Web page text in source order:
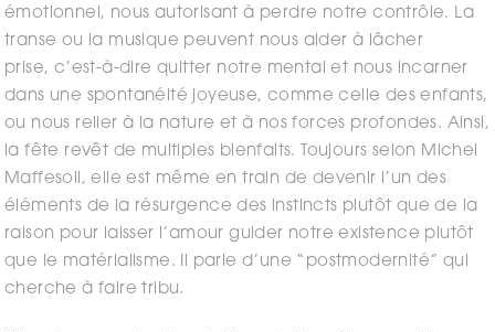
émotionnel, nous autorisant à perdre notre contrôle. La
transe ou la musique peuvent nous aider à lâcher
prise, c’est-à-dire quitter notre mental et nous incarner
dans une spontanéité joyeuse, comme celle des enfants,
ou nous relier à la nature et à nos forces profondes. Ainsi,
la fête revêt de multiples bienfaits. Toujours selon Michel
Maffesoli, elle est même en train de devenir l’un des
éléments de la résurgence des instincts plutôt que de la
raison pour laisser l’amour guider notre existence plutôt
que le matérialisme. Il parle d’une “postmodernité” qui
cherche à faire tribu.